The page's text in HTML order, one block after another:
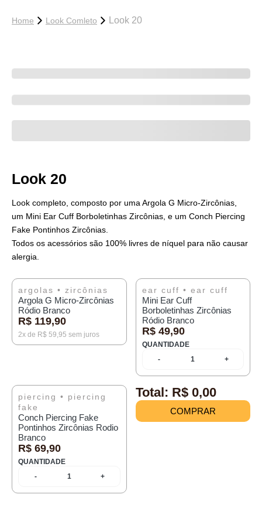
Home Look Comleto Look 20
Look 20
Look completo, composto por uma Argola G Micro-Zircônias,
um Mini Ear Cuff Borboletinhas Zircônias, e um Conch Piercing
Fake Pontinhos Zircônias.
Todos os acessórios são 100% livres de níquel para não causar
alergia.
ESGOTADO
argolas • zircônias
Argola G Micro-Zircônias
Ródio Branco
R$ 119,90
2x de R$ 59,95 sem juros
ear cuff • ear cuff
Mini Ear Cuff
Borboletinhas Zircônias
Ródio Branco
R$ 49,90
QUANTIDADE
-
1 +
piercing • piercing
fake
Conch Piercing Fake
Pontinhos Zircônias Rodio
Branco
R$ 69,90
QUANTIDADE
-
1 +
Total: R$ 0,00
COMPRAR